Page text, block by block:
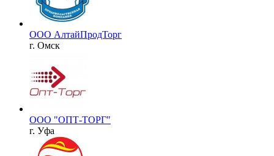
ООО АлтайПродТорг
г. Омск
ООО "ОПТ-ТОРГ"
г. Уфа